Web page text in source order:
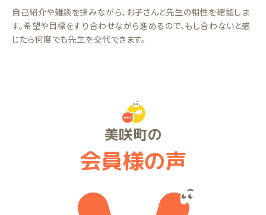
自己紹介や雑談を挟みながら、お子さんと先生の相性を確認しま
す。希望や目標をすり合わせながら進めるので、もし合わないと感
じたら何度でも先生を交代できます。
美咲町の
会員様の声